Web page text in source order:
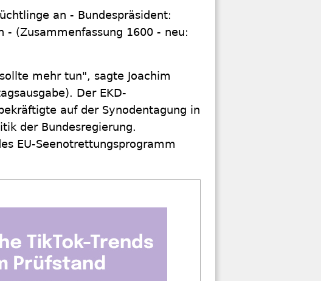
an - Bundespräsident:
- (Zusammenfassung 1600 - neu:
mehr tun", sagte Joachim
Der EKD-
auf der Synodentagung in
der Bundesregierung.
EU-Seenotrettungsprogramm